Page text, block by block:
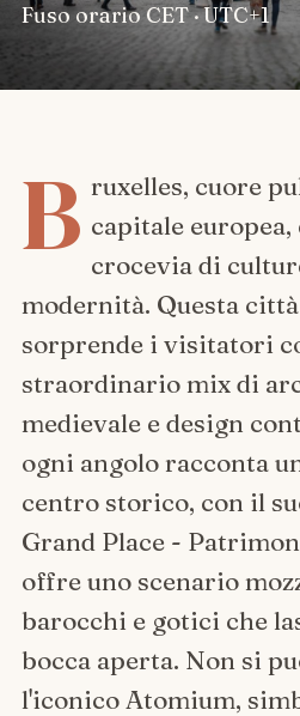
Fuso orario CET · UTC+1
B ruxelles, cuore
capitale
crocevia di
modernità. Questa
sorprende i visitatori
straordinario mix di
medievale e design
ogni angolo racconta
centro storico, con il
Grand Place -
offre uno scenario
barocchi e gotici che
bocca aperta. Non si
l'iconico Atomium,